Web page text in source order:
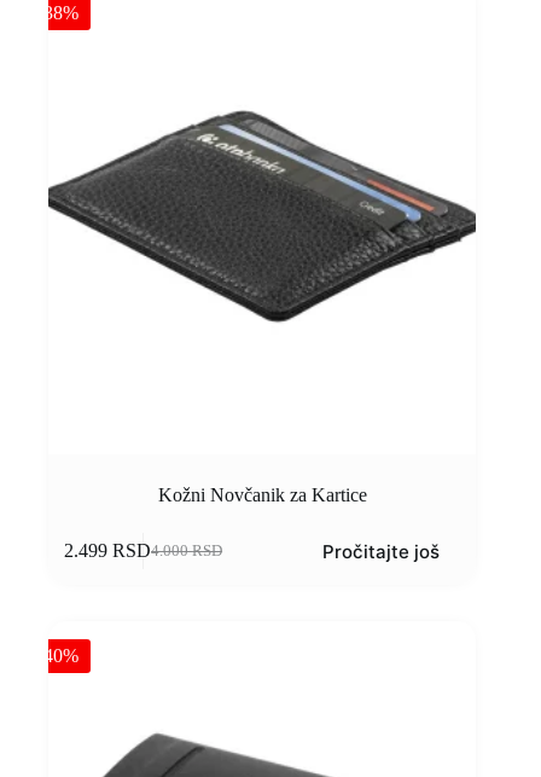
-38%
Kožni Novčanik za Kartice
4.000RSD
2.499RSD Pročitajte još
-40%